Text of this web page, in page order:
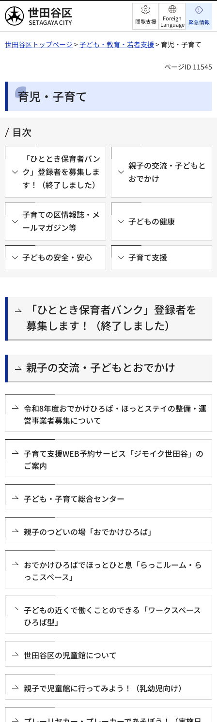
世田谷区 閲覧支援
Foreign
Language 緊急情報
世田谷区トップページ >子ども・教育・若者支援> 育児・子育て
ページID 11545
育児・子育て
目次
「ひととき保育者バン
ク」登録者を募集しま
す！（終了しました）
親子の交流・子どもと
おでかけ
子育ての区情報誌・メ
ールマガジン等
子どもの健康
子どもの安全・安心 子育て支援
「ひととき保育者バンク」登録者を
募集します！（終了しました）
親子の交流・子どもとおでかけ
令和8年度おでかけひろば・ほっとステイの整備・運
営事業者募集について
子育て支援WEB予約サービス「ジモイク世田谷」の
ご案内
子ども・子育て総合センター
親子のつどいの場「おでかけひろば」
おでかけひろばでほっとひと息「らっこルーム・ら
っこスペース」
子どもの近くで働くことのできる「ワークスペース
ひろば型」
世田谷区の児童館について
親子で児童館に行ってみよう！（乳幼児向け）